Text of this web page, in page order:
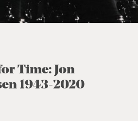
Time: Jon
1943-2020